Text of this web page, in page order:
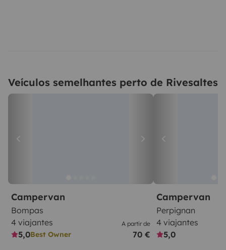
Veículos semelhantes perto de Rivesaltes
Campervan
Bompas
4 viajantes
5,0Best Owner
A partir de
70 €
Campervan
Perpignan
4 viajantes
5,0